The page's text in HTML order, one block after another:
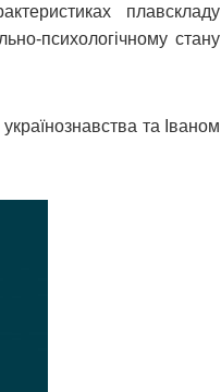
плавскладу
психологічному стану
та Іваном